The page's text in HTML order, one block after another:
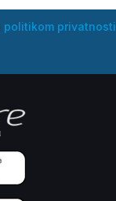
politikom privatnosti